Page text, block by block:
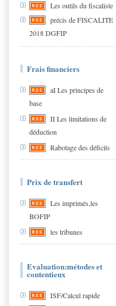
Les outils du fiscaliste
précis de FISCALITE
2018 DGFIP
Frais financiers
aI Les principes de
base
II Les limitations de
déduction
Rabotage des déficits
Prix de transfert
Les imprimés,les
BOFIP
les tribunes
Evaluation:métodes et
contentieux
ISF/Calcul rapide